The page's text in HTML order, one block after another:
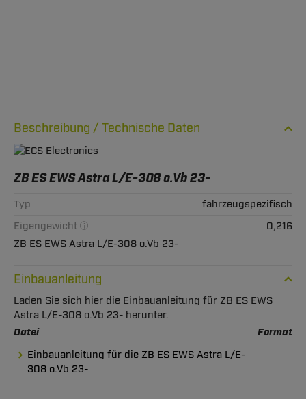
Technische Daten
ZB ES EWS Astra L/E-308 o.Vb 23-
Typ
fahrzeugspezifisch
Eigengewicht
0,216
ZB ES EWS Astra L/E-308 o.Vb 23-
Einbauanleitung
Laden Sie sich hier die Einbauanleitung für ZB ES EWS
Astra L/E-308 o.Vb 23- herunter.
Datei Format
Einbauanleitung für die ZB ES EWS Astra L/E-
308 o.Vb 23-